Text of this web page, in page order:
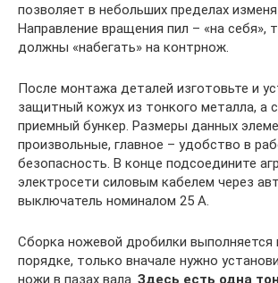
позволяет в небольших пределах
Направление вращения пил – «на себя»,
должны «набегать» на контрнож.
После монтажа деталей изготовьте и
защитный кожух из тонкого металла, а
приемный бункер. Размеры данных
произвольные, главное – удобство в
безопасность. В конце подсоедините
электросети силовым кабелем через
выключатель номиналом 25 А.
Сборка ножевой дробилки выполняется
порядке, только вначале нужно
ножи в пазах вала. Здесь есть одна